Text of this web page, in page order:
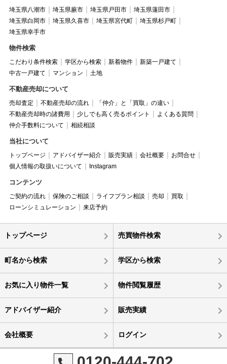
埼玉県八潮市 埼玉県蕨市 埼玉県戸田市
埼玉県蓮田市
埼玉県白岡市
埼玉県久喜市 埼玉県宮代町
埼玉県杉戸町
埼玉県幸手市
物件検索
こだわり条件検索 学区から検索 新着物件
新築一戸建て
中古一戸建て
マンション 土地
不動産売却について
売却査定 不動産売却の流れ
「仲介」と「買取」の違い
不動産売却時の諸費用
少しでも高く売るポイント
よくある質問
仲介手数料について
相続相談
当社について
トップページ アドバイザー紹介 販売実績 会社概要
お問合せ
個人情報の取扱いについて
Instagram
コンテンツ
ご契約の流れ 保険のご相談 ライフプラン相談 売却
買取
ローンシミュレーション
来店予約
トップページ 売買物件検索
町名から検索 学区から検索
お気に入り物件一覧 物件閲覧履歴
アドバイザー紹介 販売実績
会社概要 ログイン